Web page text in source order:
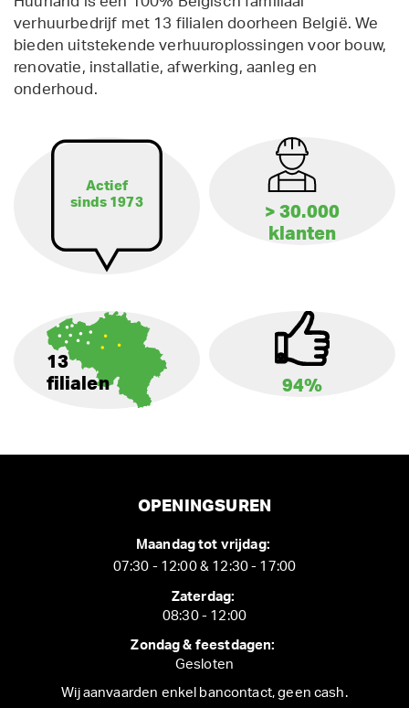
verhuurbedrijf met 13 filialen doorheen België. We
bieden uitstekende verhuuroplossingen voor bouw,
renovatie, installatie, afwerking, aanleg en
onderhoud.
Actief
sinds 1973
> 30.000
klanten
13
filialen
94%
OPENINGSUREN
Maandag tot vrijdag:
07:30 - 12:00 & 12:30 - 17:00
Zaterdag:
08:30 - 12:00
Zondag & feestdagen:
Gesloten
Wij aanvaarden enkel bancontact, geen cash.